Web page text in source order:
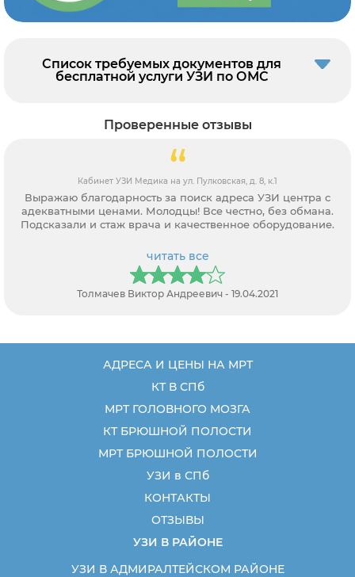
Список требуемых документов для
бесплатной услуги УЗИ по ОМС
Проверенные отзывы
Кабинет УЗИ Медика на ул. Пулковская, д. 8, к.1
Выражаю благодарность за поиск адреса УЗИ центра с
адекватными ценами. Молодцы! Все честно, без обмана.
Подсказали и стаж врача и качественное оборудование.
читать все
Толмачев Виктор Андреевич - 19.04.2021
АДРЕСА И ЦЕНЫ НА МРТ
КТ В СПб
МРТ ГОЛОВНОГО МОЗГА
КТ БРЮШНОЙ ПОЛОСТИ
МРТ БРЮШНОЙ ПОЛОСТИ
УЗИ в СПб
КОНТАКТЫ
ОТЗЫВЫ
УЗИ В РАЙОНЕ
УЗИ В АДМИРАЛТЕЙСКОМ РАЙОНЕ